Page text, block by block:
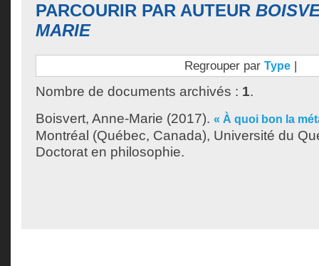
PARCOURIR PAR AUTEUR
MARIE
Regrouper par Type |
Nombre de documents archivés : 1.
Boisvert, Anne-Marie (2017). « À quoi bon la
Montréal (Québec, Canada), Université du
Doctorat en philosophie.